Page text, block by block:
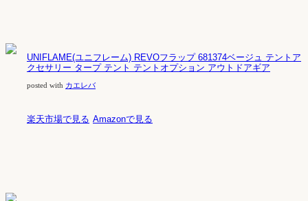
UNIFLAME(ユニフレーム) REVOフラップ 681374ベージュ テントア
クセサリー タープ テント テントオプション アウトドアギア
posted with カエレバ
楽天市場で見る Amazonで見る